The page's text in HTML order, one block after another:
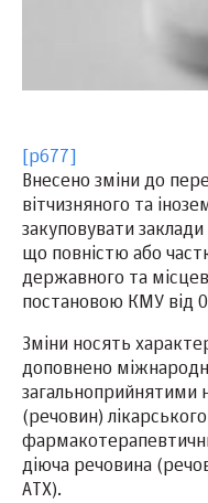
[p677]
Внесено зміни до
вітчизняного та
закуповувати
що повністю або
державного та
постановою КМУ від
Зміни носять
доповнено
загальноприйнятими
(речовин)
діюча речовина
АТХ).